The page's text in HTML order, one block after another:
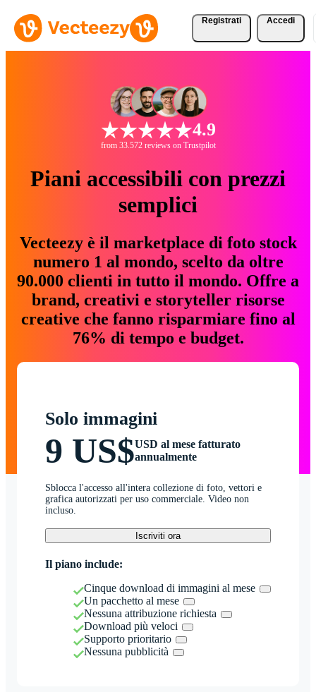
Registrati Accedi
4.9
from 33.572 reviews on Trustpilot
Piani accessibili con prezzi
semplici
Vecteezy è il marketplace di foto stock
numero 1 al mondo, scelto da oltre
90.000 clienti in tutto il mondo. Offre a
brand, creativi e storyteller risorse
creative che fanno risparmiare fino al
76% di tempo e budget.
Solo immagini
9 US$USD al mese fatturato
annualmente
Sblocca l'accesso all'intera collezione di foto, vettori e
grafica autorizzati per uso commerciale. Video non
incluso.
Iscriviti ora
Il piano include:
Cinque download di immagini al mese
Un pacchetto al mese
Nessuna attribuzione richiesta
Download più veloci
Supporto prioritario
Nessuna pubblicità